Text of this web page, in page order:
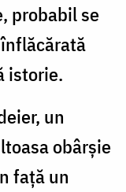
probabil se
istorie.
un
obârșie
față un